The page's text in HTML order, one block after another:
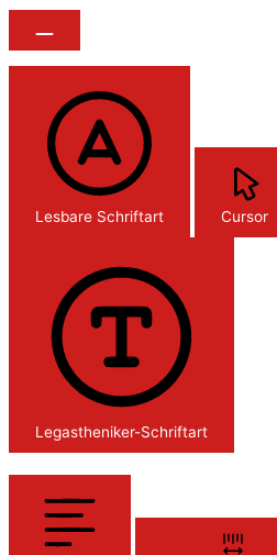
Lesbare Schriftart Cursor
Legastheniker-Schriftart